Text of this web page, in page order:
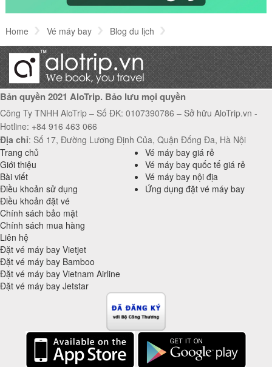
khách du lịch
Home Vé máy bay Blog du lịch
Xua tan mệt mỏi với những địa điểm du lịch Sóc Trăng thú vị
Bản quyền 2021 AloTrip. Bảo lưu mọi quyền
Công Ty TNHH AloTrip – Số ĐK: 0107390786 – Sở hữu AloTrip.vn -
Hotline: +84 916 463 066
Địa chỉ: Số 17, Đường Lương Định Của, Quận Đống Đa, Hà Nội
Trang chủ
Giới thiệu
Bài viết
Điều khoản sử dụng
Điều khoản đặt vé
Chính sách bảo mật
Chính sách mua hàng
Liên hệ
Vé máy bay giá rẻ
Vé máy bay quốc tế giá rẻ
Vé máy bay nội địa
Ứng dụng đặt vé máy bay
Đặt vé máy bay Vietjet
Đặt vé máy bay Bamboo
Đặt vé máy bay Vietnam Airline
Đặt vé máy bay Jetstar